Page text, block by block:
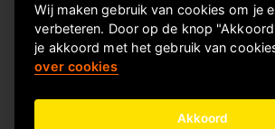
Kerstpakketten voor zorg
Goedkope kerstpakketten
Kerstpakket of Keuzekado, wat kies jij?
Wij maken gebruik van cookies om je
verbeteren. Door op de knop
je akkoord met het gebruik van
over cookies
Akkoord